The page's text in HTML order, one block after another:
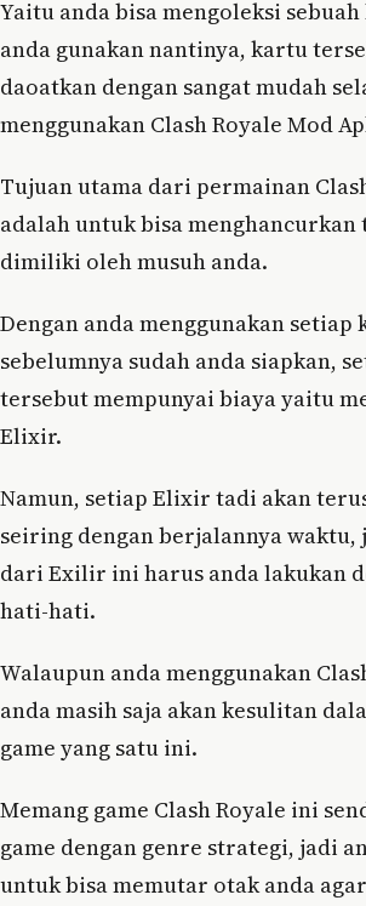
Yaitu anda bisa mengoleksi
anda gunakan nantinya, kartu
daoatkan dengan sangat mudah
menggunakan Clash Royale Mod
Tujuan utama dari permainan
adalah untuk bisa menghancurkan
dimiliki oleh musuh anda.
Dengan anda menggunakan setiap
sebelumnya sudah anda siapkan,
tersebut mempunyai biaya yaitu
Elixir.
Namun, setiap Elixir tadi akan
seiring dengan berjalannya waktu,
dari Exilir ini harus anda lakukan
hati-hati.
Walaupun anda menggunakan
anda masih saja akan kesulitan
game yang satu ini.
Memang game Clash Royale ini
game dengan genre strategi, jadi
untuk bisa memutar otak anda